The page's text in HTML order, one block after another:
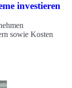
investieren
sowie Kosten